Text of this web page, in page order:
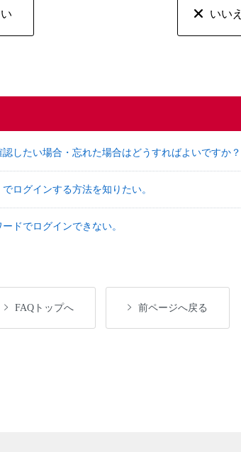
いいえ
したい場合・忘れた場合はどうすればよいですか？
ログインする方法を知りたい。
ドでログインできない。
FAQトップへ 前ページへ戻る